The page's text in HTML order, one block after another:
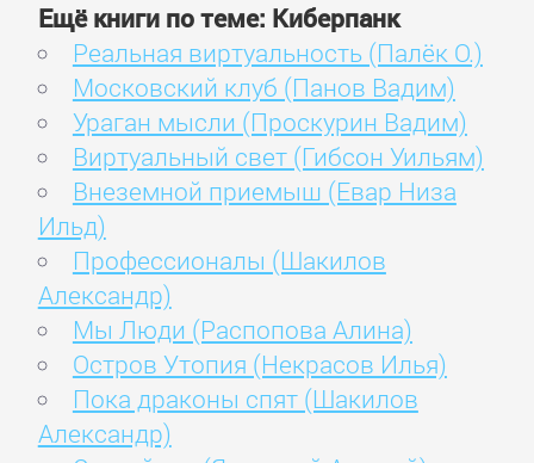
Ещё книги по теме: Киберпанк
Реальная виртуальность (Палёк О.)
Московский клуб (Панов Вадим)
Ураган мысли (Проскурин Вадим)
Виртуальный свет (Гибсон Уильям)
Внеземной приемыш (Евар Низа
Ильд)
Профессионалы (Шакилов
Александр)
Мы Люди (Распопова Алина)
Остров Утопия (Некрасов Илья)
Пока драконы спят (Шакилов
Александр)